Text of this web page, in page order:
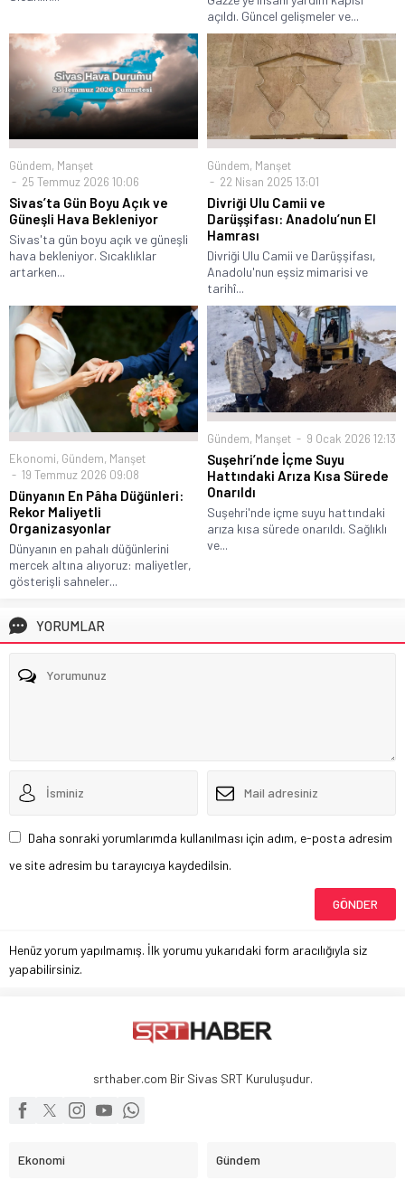
açıldı. Güncel gelişmeler ve...
Gündem, Manşet
25 Temmuz 2026 10:06
Sivas’ta Gün Boyu Açık ve
Güneşli Hava Bekleniyor
Sivas'ta gün boyu açık ve güneşli
hava bekleniyor. Sıcaklıklar
artarken...
Gündem, Manşet
22 Nisan 2025 13:01
Divriği Ulu Camii ve
Darüşşifası: Anadolu’nun El
Hamrası
Divriği Ulu Camii ve Darüşşifası,
Anadolu'nun eşsiz mimarisi ve
tarihî...
Ekonomi, Gündem, Manşet
19 Temmuz 2026 09:08
Dünyanın En Pâha Düğünleri:
Rekor Maliyetli
Organizasyonlar
Dünyanın en pahalı düğünlerini
mercek altına alıyoruz: maliyetler,
gösterişli sahneler...
Gündem, Manşet 9 Ocak 2026 12:13
Suşehri’nde İçme Suyu
Hattındaki Arıza Kısa Sürede
Onarıldı
Suşehri'nde içme suyu hattındaki
arıza kısa sürede onarıldı. Sağlıklı
ve...
YORUMLAR
Daha sonraki yorumlarımda kullanılması için adım, e-posta adresim
ve site adresim bu tarayıcıya kaydedilsin.
Henüz yorum yapılmamış. İlk yorumu yukarıdaki form aracılığıyla siz
yapabilirsiniz.
srthaber.com Bir Sivas SRT Kuruluşudur.
Ekonomi Gündem